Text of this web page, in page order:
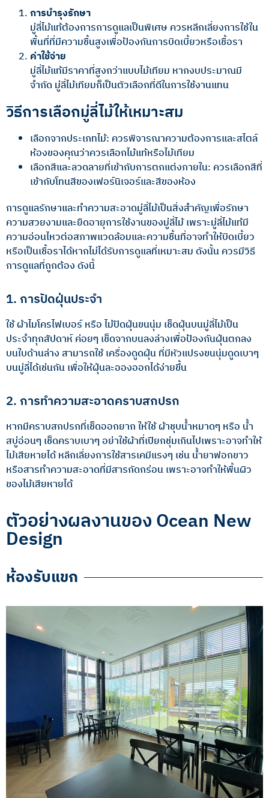
การบำรุงรักษา
มู่ลี่ไม้แท้ต้องการการดูแลเป็นพิเศษ ควรหลีกเลี่ยงการใช้ใน
พื้นที่ที่มีความชื้นสูงเพื่อป้องกันการบิดเบี้ยวหรือเชื้อรา
ค่าใช้จ่าย
มู่ลี่ไม้แท้มีราคาที่สูงกว่าแบบไม้เทียม หากงบประมาณมี
จำกัด มู่ลี่ไม้เทียมก็เป็นตัวเลือกที่ดีในการใช้งานแทน
วิธีการเลือกมู่ลี่ไม้ให้เหมาะสม
เลือกจากประเภทไม้: ควรพิจารณาความต้องการและสไตล์
ห้องของคุณว่าควรเลือกไม้แท้หรือไม้เทียม
เลือกสีและลวดลายที่เข้ากับการตกแต่งภายใน: ควรเลือกสีที่
เข้ากับโทนสีของเฟอร์นิเจอร์และสีของห้อง
การดูแลรักษาและทำความสะอาดมู่ลี่ไม้เป็นสิ่งสำคัญเพื่อรักษา
ความสวยงามและยืดอายุการใช้งานของมู่ลี่ไม้ เพราะมู่ลี่ไม้แท้มี
ความอ่อนไหวต่อสภาพแวดล้อมและความชื้นที่อาจทำให้บิดเบี้ยว
หรือเป็นเชื้อราได้หากไม่ได้รับการดูแลที่เหมาะสม ดังนั้น ควรมีวิธี
การดูแลที่ถูกต้อง ดังนี้
1. การปัดฝุ่นประจำ
ใช้ ผ้าไมโครไฟเบอร์ หรือ ไม้ปัดฝุ่นขนนุ่ม เช็ดฝุ่นบนมู่ลี่ไม้เป็น
ประจำทุกสัปดาห์ ค่อยๆ เช็ดจากบนลงล่างเพื่อป้องกันฝุ่นตกลง
บนใบด้านล่าง สามารถใช้ เครื่องดูดฝุ่น ที่มีหัวแปรงขนนุ่มดูดเบาๆ
บนมู่ลี่ได้เช่นกัน เพื่อให้ฝุ่นละอองออกได้ง่ายขึ้น
2. การทำความสะอาดคราบสกปรก
หากมีคราบสกปรกที่เช็ดออกยาก ให้ใช้ ผ้าชุบน้ำหมาดๆ หรือ น้ำ
สบู่อ่อนๆ เช็ดคราบเบาๆ อย่าใช้ผ้าที่เปียกชุ่มเกินไปเพราะอาจทำให้
ไม้เสียหายได้ หลีกเลี่ยงการใช้สารเคมีแรงๆ เช่น น้ำยาฟอกขาว
หรือสารทำความสะอาดที่มีสารกัดกร่อน เพราะอาจทำให้พื้นผิว
ของไม้เสียหายได้
ตัวอย่างผลงานของ Ocean New
Design
ห้องรับแขก